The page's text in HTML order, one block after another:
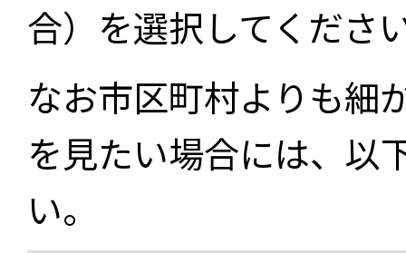
合）を選択してくださ
なお市区町村よりも細
を見たい場合には、以
い。